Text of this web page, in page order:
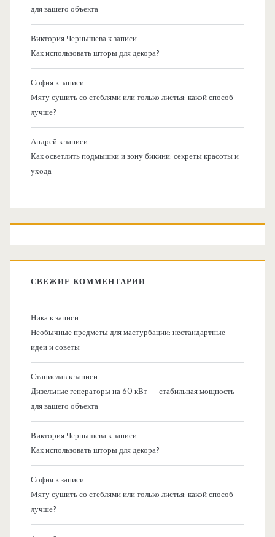
для вашего объекта
Виктория Чернышевак записи
Как использовать шторы для декора?
Софияк записи
Мяту сушить со стеблями или только листья: какой способ
лучше?
Андрейк записи
Как осветлить подмышки и зону бикини: секреты красоты и
ухода
СВЕЖИЕ КОММЕНТАРИИ
Никак записи
Необычные предметы для мастурбации: нестандартные
идеи и советы
Станиславк записи
Дизельные генераторы на 60 кВт — стабильная мощность
для вашего объекта
Виктория Чернышевак записи
Как использовать шторы для декора?
Софияк записи
Мяту сушить со стеблями или только листья: какой способ
лучше?